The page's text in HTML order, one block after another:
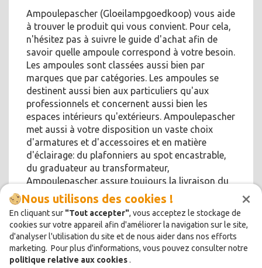
×
Nous utilisons des cookies !
En cliquant sur "Tout accepter", vous acceptez le stockage de
cookies sur votre appareil afin d'améliorer la navigation sur le site,
d'analyser l'utilisation du site et de nous aider dans nos efforts
marketing. Pour plus d'informations, vous pouvez consulter notre
politique relative aux cookies.
Ampoulepascher (Gloeilampgoedkoop) vous aide
à trouver le produit qui vous convient. Pour cela,
n'hésitez pas à suivre le guide d'achat afin de
savoir quelle ampoule correspond à votre besoin.
Les ampoules sont classées aussi bien par
marques que par catégories. Les ampoules se
destinent aussi bien aux particuliers qu'aux
professionnels et concernent aussi bien les
espaces intérieurs qu'extérieurs. Ampoulepascher
met aussi à votre disposition un vaste choix
d'armatures et d'accessoires et en matière
d'éclairage: du plafonniers au spot encastrable,
du graduateur au transformateur,
Ampoulepascher assure toujours la livraison du
produit de votre choix !